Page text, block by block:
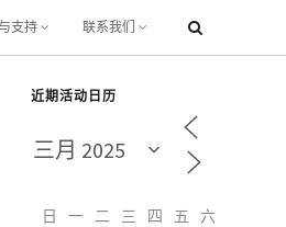
支持 联系我们
近期活动日历
日 一 二 三 四 五